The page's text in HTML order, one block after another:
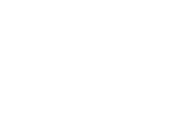
本公司）所提供，讓
店將買賣／分期付款
帳款。
，商店將以您的個人
結，可透過四大超商／
成。
要取消訂單，請聯絡
，需透過AFTEE先享